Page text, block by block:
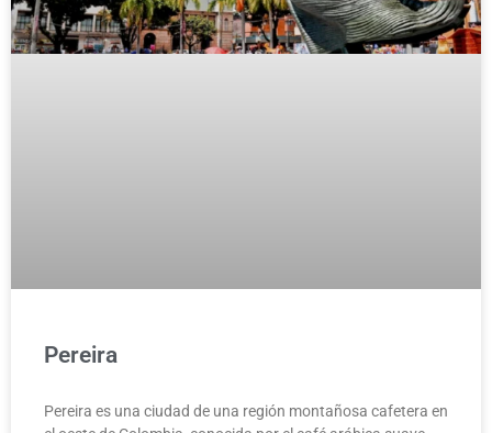
Pereira
Pereira es una ciudad de una región montañosa cafetera en